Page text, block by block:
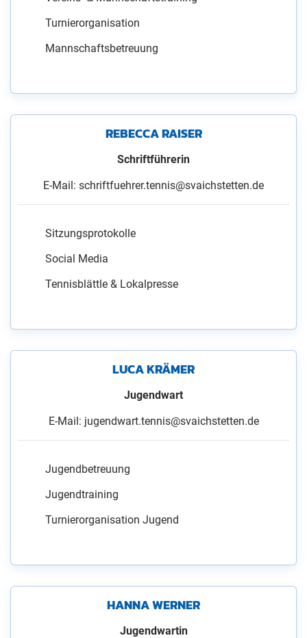
Turnierorganisation
Mannschaftsbetreuung
REBECCA RAISER
Schriftführerin
E-Mail: schriftfuehrer.tennis@svaichstetten.de
Sitzungsprotokolle
Social Media
Tennisblättle & Lokalpresse
LUCA KRÄMER
Jugendwart
E-Mail: jugendwart.tennis@svaichstetten.de
Jugendbetreuung
Jugendtraining
Turnierorganisation Jugend
HANNA WERNER
Jugendwartin